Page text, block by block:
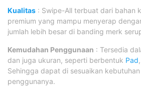
Kualitas : Swipe-All terbuat dari bahan
premium yang mampu menyerap
jumlah lebih besar di banding merk
Kemudahan Penggunaan : Tersedia
dan juga ukuran, seperti berbentuk Pad
Sehingga dapat di sesuaikan
penggunanya.